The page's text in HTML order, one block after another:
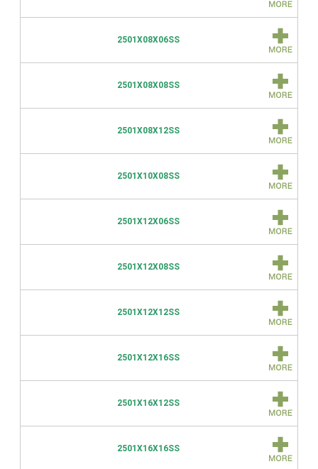
2501X08X06SS
2501X08X08SS
2501X08X12SS
2501X10X08SS
2501X12X06SS
2501X12X08SS
2501X12X12SS
2501X12X16SS
2501X16X12SS
2501X16X16SS